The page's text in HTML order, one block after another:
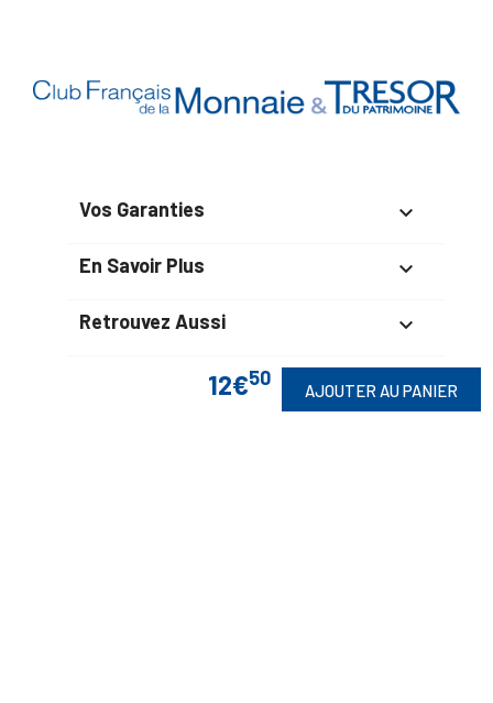
12€50
AJOUTER AU PANIER
Vos Garanties 
En Savoir Plus 
Retrouvez Aussi 